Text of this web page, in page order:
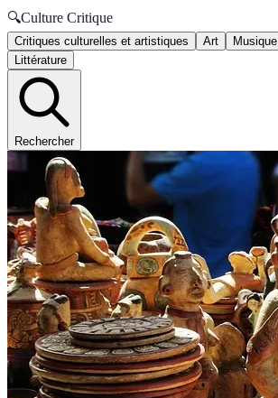
🔍Culture Critique
Critiques culturelles et artistiques Art Musique
Littérature
Rechercher